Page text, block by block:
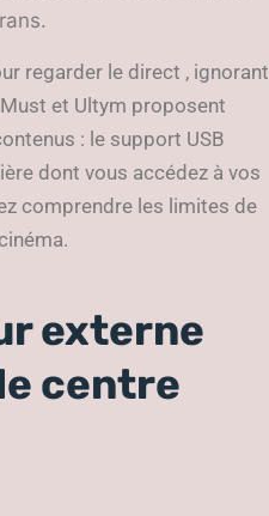
regarder le direct , ignorant
et Ultym proposent
: le support USB
dont vous accédez à vos
comprendre les limites de
externe
centre